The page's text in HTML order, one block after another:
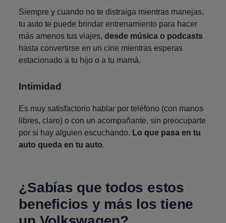
Siempre y cuando no te distraiga mientras manejas,
tu auto te puede brindar entrenamiento para hacer
más amenos tus viajes,desde música o podcasts
hasta convertirse en un cine mientras esperas
estacionado a tu hijo o a tu mamá.
Intimidad
Es muy satisfactorio hablar por teléfono (con manos
libres, claro) o con un acompañante, sin preocuparte
por si hay alguien escuchando. Lo que pasa en tu
auto queda en tu auto.
¿Sabías que todos estos
beneficios y más los tiene